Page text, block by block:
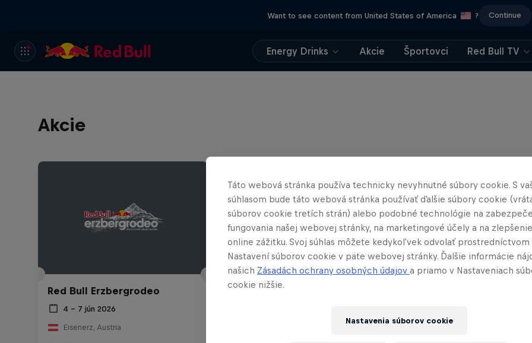
Want to see content from United States of America ? Continue
Energy Drinks Akcie Športovci Red Bull TV
Akcie
Red Bull Erzbergrodeo
4 – 7 jún 2026
Eisenerz, Austria
Táto webová stránka používa technicky nevyhnutné súbory cookie. S
súhlasom bude táto webová stránka používať ďalšie súbory cookie
súborov cookie tretích strán) alebo podobné technológie na
fungovania našej webovej stránky, na marketingové účely a na
online zážitku. Svoj súhlas môžete kedykoľvek odvolať prostredníctvom
Nastavení súborov cookie v päte webovej stránky. Ďalšie informácie
našich Zásadách ochrany osobných údajov a priamo v Nastaveniach
cookie nižšie.
Nastavenia súborov cookie